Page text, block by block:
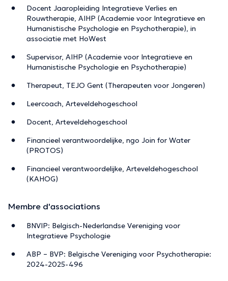
Docent Jaaropleiding Integratieve Verlies en
Rouwtherapie, AIHP (Academie voor Integratieve en
Humanistische Psychologie en Psychotherapie), in
associatie met HoWest
Supervisor, AIHP (Academie voor Integratieve en
Humanistische Psychologie en Psychotherapie)
Therapeut, TEJO Gent (Therapeuten voor Jongeren)
Leercoach, Arteveldehogeschool
Docent, Arteveldehogeschool
Financieel verantwoordelijke, ngo Join for Water
(PROTOS)
Financieel verantwoordelijke, Arteveldehogeschool
(KAHOG)
Membre d'associations
BNVIP: Belgisch-Nederlandse Vereniging voor
Integratieve Psychologie
ABP – BVP: Belgische Vereniging voor Psychotherapie:
2024-2025-496